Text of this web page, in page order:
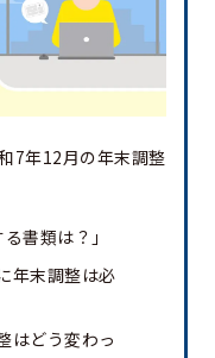
7年12月の年末調整
書類は？」
年末調整は必
はどう変わっ